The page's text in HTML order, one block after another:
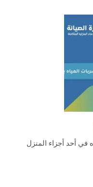
في أحد أجزاء المنزل